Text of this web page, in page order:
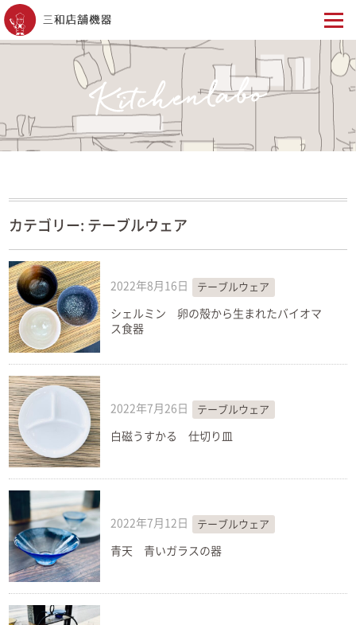
カテゴリー: テーブルウェア
2022年8月16日 テーブルウェア
シェルミン 卵の殻から生まれたバイオマ
ス食器
2022年7月26日 テーブルウェア
白磁うすかる 仕切り皿
2022年7月12日 テーブルウェア
青天 青いガラスの器